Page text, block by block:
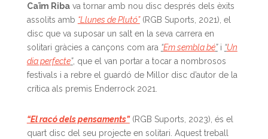
Caïm Ribava tornar amb nou disc després dels èxits
assolits amb “Llunes de Plutó”(RGB Suports, 2021), el
disc que va suposar un salt en la seva carrera en
solitari gràcies a cançons com ara “Em sembla bé”i “Un
dia perfecte”, que el van portar a tocar a nombrosos
festivals i a rebre el guardó de Millor disc d’autor de la
crítica als premis Enderrock 2021.
“El racó dels pensaments”(RGB Suports, 2023), és el
quart disc del seu projecte en solitari. Aquest treball